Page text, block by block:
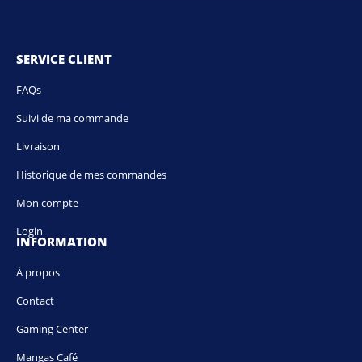
SERVICE CLIENT
FAQs
Suivi de ma commande
Livraison
Historique de mes commandes
Mon compte
Login
INFORMATION
À propos
Contact
Gaming Center
Mangas Café